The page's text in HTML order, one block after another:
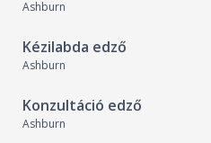
Ashburn
Kézilabda edző
Ashburn
Konzultáció edző
Ashburn